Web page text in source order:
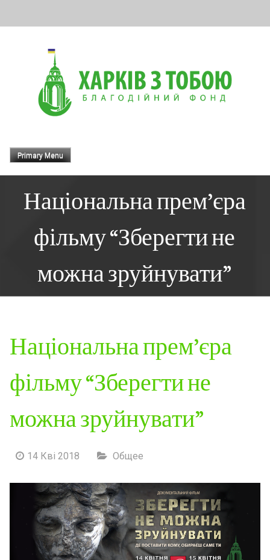
Primary Menu
Національна прем’єра
фільму “Зберегти не
можна зруйнувати”
Національна прем’єра
фільму “Зберегти не
можна зруйнувати”
14 Кві 2018 Общее